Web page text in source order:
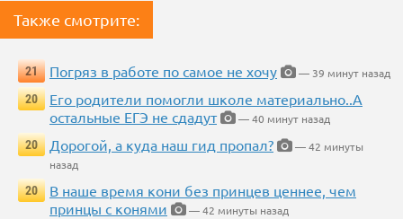
Также смотрите:
21 Погряз в работе по самое не хочу
— 39 минут назад
20
Его родители помогли школе материально..А
остальные ЕГЭ не сдадут
— 40 минут назад
20
Дорогой, а куда наш гид пропал?
— 42 минуты
назад
20
В наше время кони без принцев ценнее, чем
принцы с конями
— 42 минуты назад